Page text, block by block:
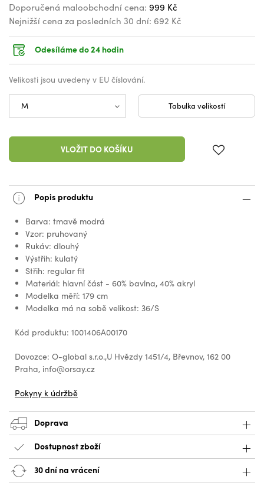
Doporučená maloobchodní cena: 999 Kč
Nejnižší cena za posledních 30 dní: 692 Kč
Odesíláme do 24 hodin
Velikosti jsou uvedeny v EU číslování.
Tabulka velikostí
VLOŽIT DO KOŠÍKU
Popis produktu
Barva: tmavě modrá
Vzor: pruhovaný
Rukáv: dlouhý
Výstřih: kulatý
Střih: regular fit
Materiál: hlavní část - 60% bavlna, 40% akryl
Modelka měří: 179 cm
Modelka má na sobě velikost: 36/S
Kód produktu: 1001406A00170
Dovozce: O-global s.r.o.,U Hvězdy 1451/4, Břevnov, 162 00
Praha, info@orsay.cz
Pokyny k údržbě
Doprava
Dostupnost zboží
30 dní na vrácení